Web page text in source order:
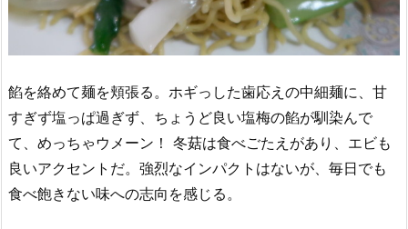
餡を絡めて麺を頬張る。ホギっした歯応えの中細麺に、甘
すぎず塩っぱ過ぎず、ちょうど良い塩梅の餡が馴染んで
て、めっちゃウメーン！ 冬菇は食べごたえがあり、エビも
良いアクセントだ。強烈なインパクトはないが、毎日でも
食べ飽きない味への志向を感じる。